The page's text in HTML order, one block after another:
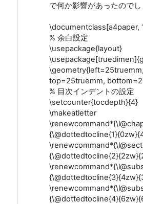
で何か影響があったのでし
\documentclass[a4paper,
% 余白設定
\usepackage{layout}
top=25truemm,
% 目次インデントの設定
\setcounter{tocdepth}{4}
\makeatletter